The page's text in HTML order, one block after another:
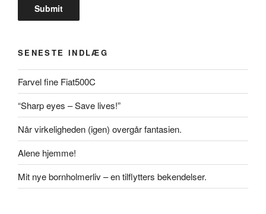
SENESTE INDLÆG
Farvel fine Fiat500C
“Sharp eyes – Save lives!”
Når virkeligheden (igen) overgår fantasien.
Alene hjemme!
Mit nye bornholmerliv – en tilflytters bekendelser.